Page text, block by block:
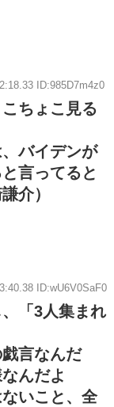
ID:985D7m4z0
ちょこ見る
バイデンが
言ってると
介）
ID:wU6V0SaF0
「3人集まれ
言なんだ
んだよ
いこと、全